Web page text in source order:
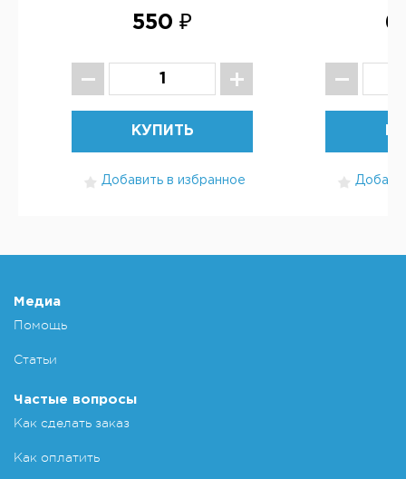
550 ₽
КУПИТЬ
Добавить в избранное
Медиа
Помощь
Статьи
Частые вопросы
Как сделать заказ
Как оплатить